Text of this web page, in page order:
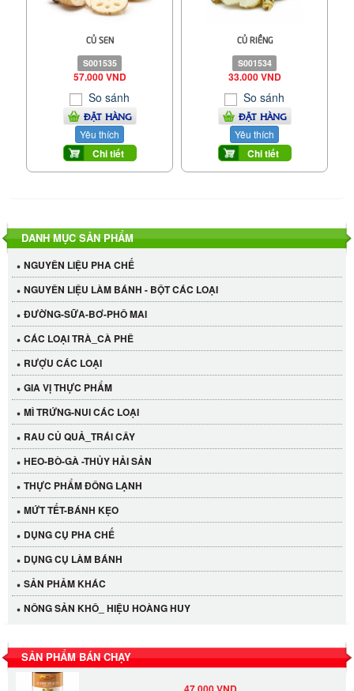
CỦ SEN
S001535
57.000 VND
So sánh
ĐẶT HÀNG
Yêu thích
Chi tiết
CỦ RIỀNG
S001534
33.000 VND
So sánh
ĐẶT HÀNG
Yêu thích
Chi tiết
DANH MỤC SẢN PHẨM
NGUYÊN LIỆU PHA CHẾ
NGUYÊN LIỆU LÀM BÁNH - BỘT CÁC LOẠI
ĐƯỜNG-SỮA-BƠ-PHÔ MAI
CÁC LOẠI TRÀ_CÀ PHÊ
RƯỢU CÁC LOẠI
GIA VỊ THỰC PHẨM
MÌ TRỨNG-NUI CÁC LOẠI
RAU CỦ QUẢ_TRÁI CÂY
HEO-BÒ-GÀ -THỦY HẢI SẢN
THỰC PHẨM ĐÔNG LẠNH
MỨT TẾT-BÁNH KẸO
DỤNG CỤ PHA CHẾ
DỤNG CỤ LÀM BÁNH
SẢN PHẢM KHÁC
NÔNG SẢN KHÔ_ HIỆU HOÀNG HUY
SẢN PHẨM BÁN CHẠY
LỐC 12 HỦ Tương xí muội LKK 260g
Tương xí muội LKK 260g